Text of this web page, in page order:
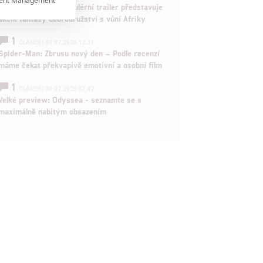
Děti krve a kostí: Regulérní trailer představuje
fantasy dobrodružství s vůní Afriky
1
Man: Zbrusu nový den – Podle recenzí
čekat překvapivě emotivní a osobní film
1
preview: Odyssea - seznamte se s
nabitým obsazením
